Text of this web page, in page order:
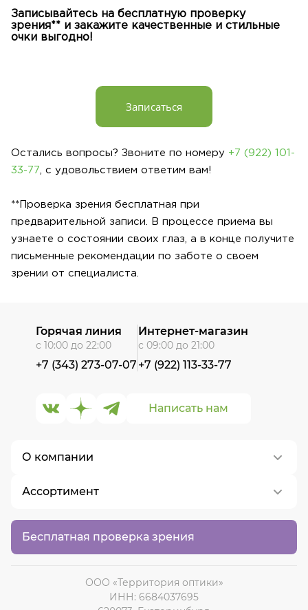
Записывайтесь на бесплатную проверку
зрения** и закажите качественные и стильные
очки выгодно!
Записаться
Остались вопросы? Звоните по номеру +7 (922) 101-
33-77 , с удовольствием ответим вам!
**Проверка зрения бесплатная при
предварительной записи. В процессе приема вы
узнаете о состоянии своих глаз, а в конце получите
письменные рекомендации по заботе о своем
зрении от специалиста.
ООО «Территория оптики»
ИНН: 6684037695
Бесплатная проверка зрения
О компании
О нас
Контакты
Вакансии
Ассортимент
Медицинские очки
Солнцезащитные очки
Написать нам
Горячая линия
с 10:00 до 22:00
+7 (343) 273-07-07
Интернет-магазин
с 09:00 до 21:00
+7 (922) 113-33-77